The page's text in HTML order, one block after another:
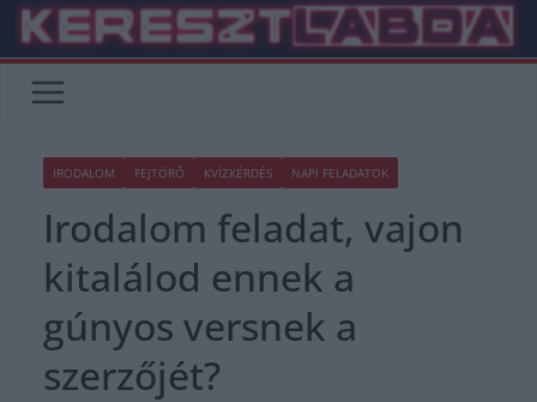
Skip
content
IRODALOM FEJTÖRŐ KVÍZKÉRDÉS NAPI FELADATOK
Irodalom feladat, vajon
kitalálod ennek a
gúnyos versnek a
szerzőjét?